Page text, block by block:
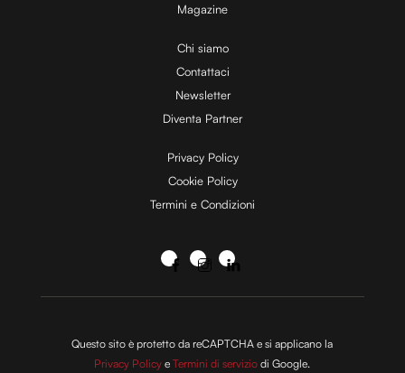
Magazine
Chi siamo
Contattaci
Newsletter
Diventa Partner
Privacy Policy
Cookie Policy
Termini e Condizioni
Questo sito è protetto da reCAPTCHA e si applicano la
Privacy Policy eTermini di servizio di Google.